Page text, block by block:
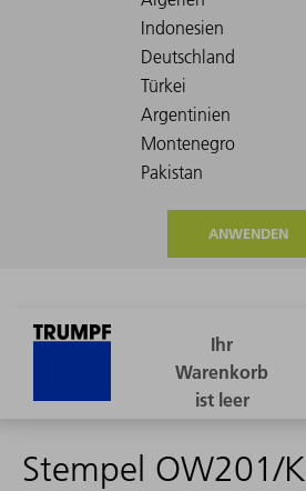
ANWENDEN
Stempel OW201/K